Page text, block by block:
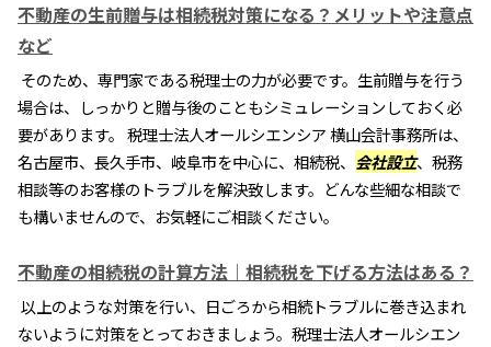
不動産の生前贈与は相続税対策になる？メリットや注意点
など
そのため、専門家である税理士の力が必要です。生前贈与を行う
場合は、しっかりと贈与後のこともシミュレーションしておく必
要があります。 税理士法人オールシエンシア 横山会計事務所は、
名古屋市、長久手市、岐阜市を中心に、相続税、 会社設立、税務
相談等のお客様のトラブルを解決致します。どんな些細な相談で
も構いませんので、お気軽にご相談ください。
不動産の相続税の計算方法｜相続税を下げる方法はある？
以上のような対策を行い、日ごろから相続トラブルに巻き込まれ
ないように対策をとっておきましょう。税理士法人オールシエン